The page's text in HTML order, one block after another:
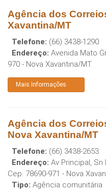
Agência dos
Xavantina/MT
Telefone: (66) 3438-1290
Endereço: Avenida Mato
970 - Nova Xavantina/MT
Mais Informações
Agência dos
Nova Xavantina/MT
Telefone: (66) 3438-2653
Endereço: Av Principal,
Cep: 78690-971 - Nova
Tipo: Agência comunitária